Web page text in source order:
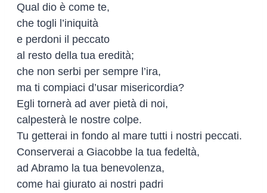
Qual dio è come te,
che togli l’iniquità
e perdoni il peccato
al resto della tua eredità;
che non serbi per sempre l’ira,
ma ti compiaci d’usar misericordia?
Egli tornerà ad aver pietà di noi,
calpesterà le nostre colpe.
Tu getterai in fondo al mare tutti i nostri peccati.
Conserverai a Giacobbe la tua fedeltà,
ad Abramo la tua benevolenza,
come hai giurato ai nostri padri